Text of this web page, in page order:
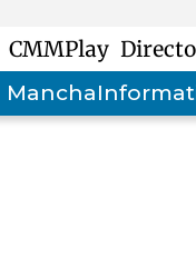
CMMPlay
Mancha